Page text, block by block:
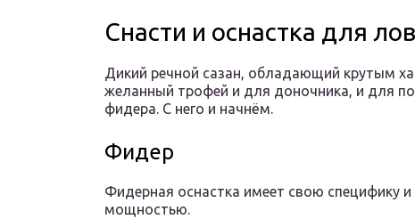
Снасти и оснастка для
Дикий речной сазан, обладающий крутым
желанный трофей и для доночника, и для
фидера. С него и начнём.
Фидер
Фидерная оснастка имеет свою специфику
мощностью.